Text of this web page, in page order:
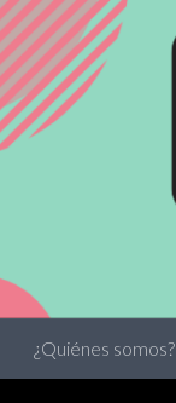
¿Quiénes somos?